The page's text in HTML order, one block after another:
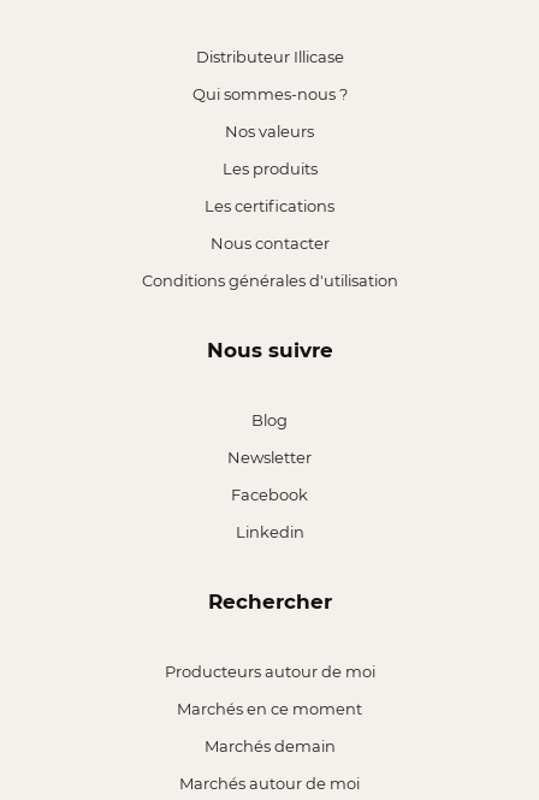
Distributeur Illicase
Qui sommes-nous ?
Nos valeurs
Les produits
Les certifications
Nous contacter
Conditions générales d'utilisation
Nous suivre
Blog
Newsletter
Facebook
Linkedin
Rechercher
Producteurs autour de moi
Marchés en ce moment
Marchés demain
Marchés autour de moi